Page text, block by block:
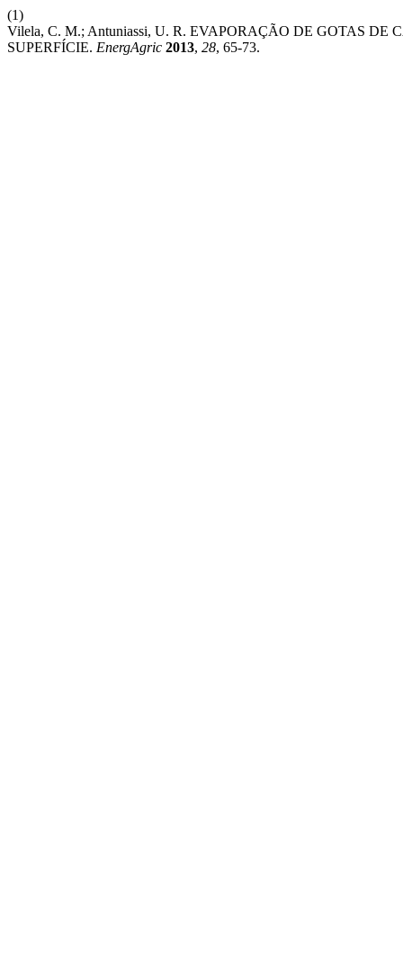
(1)
Vilela, C. M.; Antuniassi, U. R. EVAPORAÇÃO DE GOTAS
SUPERFÍCIE. EnergAgric 2013, 28, 65-73.